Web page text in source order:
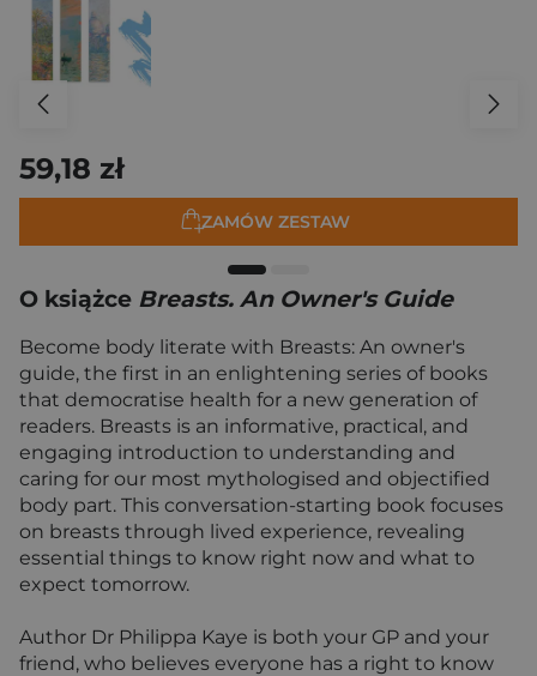
59,18 zł
ZAMÓW ZESTAW
O książce Breasts. An Owner's Guide
Become body literate with Breasts: An owner's
guide, the first in an enlightening series of books
that democratise health for a new generation of
readers. Breasts is an informative, practical, and
engaging introduction to understanding and
caring for our most mythologised and objectified
body part. This conversation-starting book focuses
on breasts through lived experience, revealing
essential things to know right now and what to
expect tomorrow.
Author Dr Philippa Kaye is both your GP and your
friend, who believes everyone has a right to know